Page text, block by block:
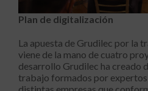
Plan de digitalización
La apuesta de Grudilec por la
viene de la mano de cuatro
desarrollo Grudilec ha creado
trabajo formados por